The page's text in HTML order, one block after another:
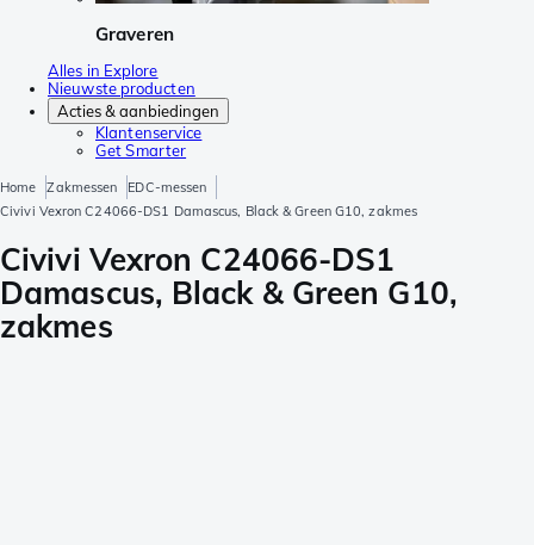
Graveren
Alles in Explore
Nieuwste producten
Acties & aanbiedingen
Klantenservice
Get Smarter
Home Zakmessen
EDC-messen
Civivi Vexron C24066-DS1 Damascus, Black & Green G10, zakmes
Civivi Vexron C24066-DS1
Damascus, Black & Green G10,
zakmes